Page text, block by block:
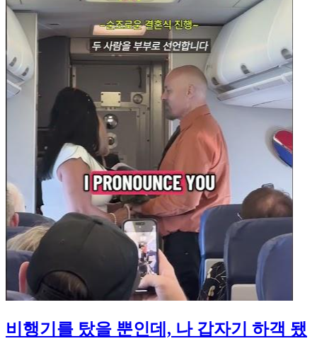
비행기를 탔을 뿐인데, 나 갑자기 하객 됐